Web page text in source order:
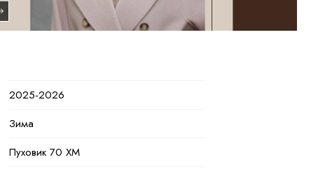
2025-2026
Зима
Пуховик 70 ХМ